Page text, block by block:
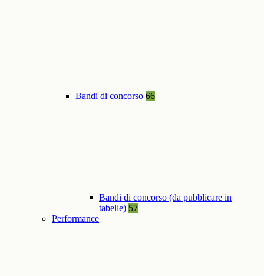
Bandi di concorso 66
Bandi di concorso (da pubblicare in
tabelle) 57
Performance